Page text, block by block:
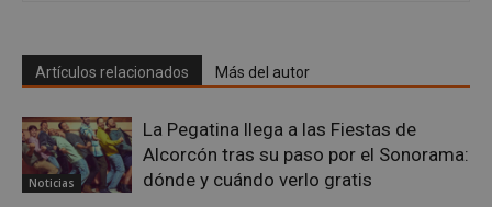
Artículos relacionados Más del autor
Noticias
La Pegatina llega a las Fiestas de
Alcorcón tras su paso por el Sonorama:
dónde y cuándo verlo gratis